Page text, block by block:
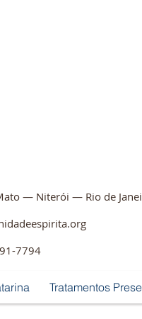
— Niterói — Rio de
7794
Tratamentos